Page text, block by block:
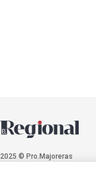
2025 © Pro.Majoreras